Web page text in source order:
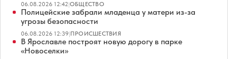
06.08.2026 12:42|ОБЩЕСТВО
Полицейские забрали младенца у матери из-за
угрозы безопасности
06.08.2026 12:39|ПРОИСШЕСТВИЯ
В Ярославле построят новую дорогу в парке
«Новоселки»